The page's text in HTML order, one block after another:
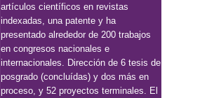
artículos científicos en revistas
indexadas, una patente y ha
presentado alrededor de 200 trabajos
en congresos nacionales e
internacionales.
Dirección de 6 tesis de
posgrado (concluídas) y dos más en
proceso, y 52 proyectos terminales. El